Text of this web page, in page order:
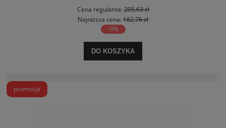
Cena regularna:205,63 zł
Najniższa cena: 182,76 zł
-9%
DO KOSZYKA
promocja